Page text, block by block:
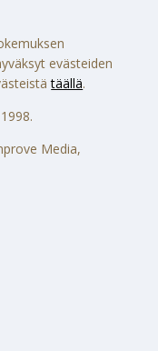
evästeiden
täällä.
Media,